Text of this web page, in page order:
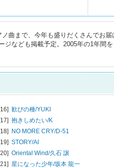
曲まで、今年も盛りだくさんでお
なども掲載予定。2005年の1年間
歓びの種/YUKI
抱きしめたい/K
NO MORE CRY/D-51
STORY/AI
Oriental Wind/久石 譲
星になった少年/坂本 龍一